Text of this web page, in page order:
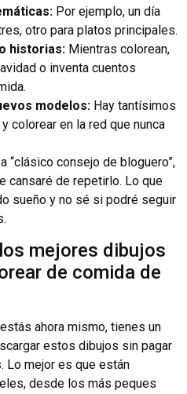
Por ejemplo, un día
otro para platos principales.
historias: Mientras colorean,
o inventa cuentos
modelos: Hay tantísimos
colorear en la red que nunca
“clásico consejo de bloguero”,
cansaré de repetirlo. Lo que
sueño y no sé si podré seguir
mejores dibujos
de comida de
ahora mismo, tienes un
estos dibujos sin pagar
Lo mejor es que están
desde los más peques